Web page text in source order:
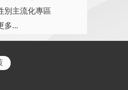
別主流化專區
多...